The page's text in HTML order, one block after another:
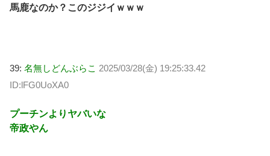
馬鹿なのか？このジジイｗｗｗ
39: 名無しどんぶらこ 2025/03/28(金) 19:25:33.42
ID:lFG0UoXA0
プーチンよりヤバいな
帝政やん